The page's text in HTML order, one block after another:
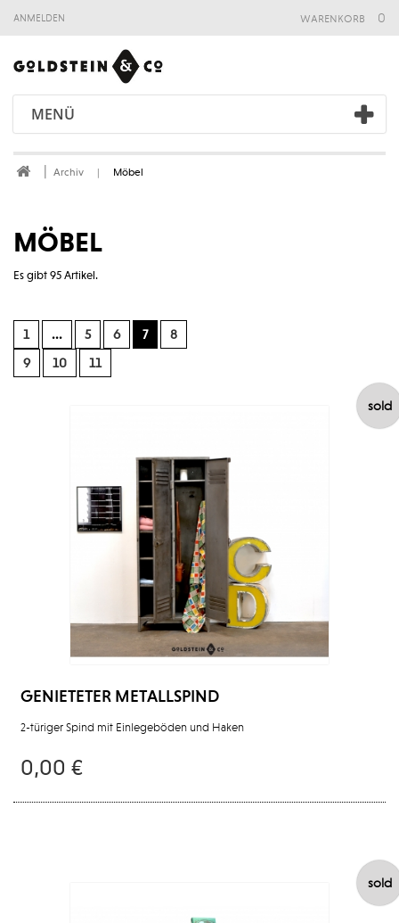
anmelden
MENÜ
warenkorb 0
Archiv Möbel
MÖBEL
Es gibt 95 Artikel.
1 ... 5 6 7 8
9 10 11
GENIETETER METALLSPIND
2-türiger Spind mit Einlegeböden und Haken
0,00 €
sold
sold